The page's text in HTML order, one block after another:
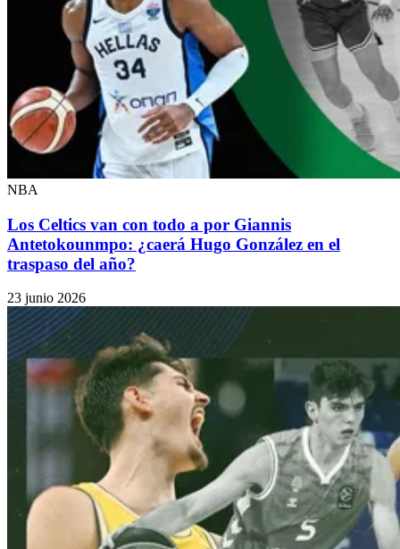
NBA
Los Celtics van con todo a por Giannis
Antetokounmpo: ¿caerá Hugo González en el
traspaso del año?
23 junio 2026